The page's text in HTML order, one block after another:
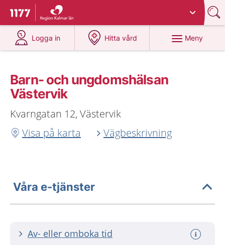
Till startsidan för 1177
Du har valt region
Logga in
på 1177.se
Hitta vård
på 1177.se
Meny
Barn- och ungdomshälsan
Västervik
Kvarngatan 12, Västervik
Visa på karta
Vägbeskrivning
Våra e-tjänster
Av- eller omboka tid